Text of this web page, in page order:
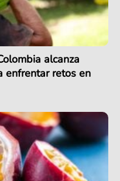
alcanza
enfrentar retos en